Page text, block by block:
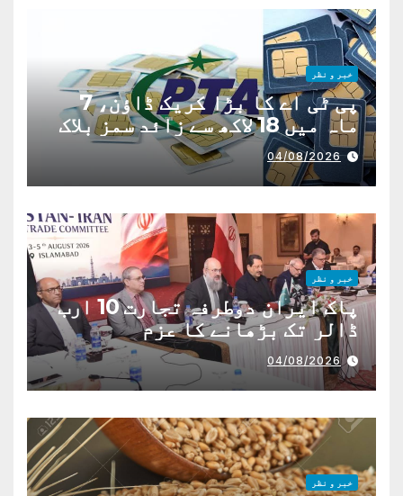
خبر و نظر
پی ٹی اے کا بڑا کریک ڈاؤن، 7
ماہ میں 18 لاکھ سے زائد سمز بلاک
04/08/2026
خبر و نظر
پاک ایران دوطرفہ تجارت 10 ارب
ڈالر تک بڑھانے کا عزم
04/08/2026
خبر و نظر